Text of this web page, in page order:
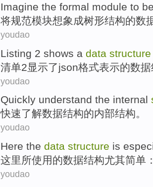
Imagine the formal module to
将规范模块想象 成树形结构的数
youdao
Listing 2 shows a data structure
清单2显示了json格式表示的数据
youdao
Quickly understand the internal
快速了解数据结构的内部结构。
youdao
Here the data structure is
这里所使用的数据结构尤其简单
youdao